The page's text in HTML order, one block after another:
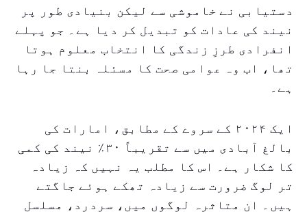
دستیابی نے خاموشی سے لیکن بنیادی طور پر
نیند کی عادات کو تبدیل کر دیا ہے۔ جو پہلے
انفرادی طرزِ زندگی کا انتخاب معلوم ہوتا
تھا، اب وہ عوامی صحت کا مسئلہ بنتا جا رہا
ہے۔
ایک ۲۰۲۴ کے سروے کے مطابق، امارات کی
بالغ آبادی میں سے تقریباً ۳۰٪ نیند کی کمی
کا شکار ہے۔ اس کا مطلب یہ نہیں کہ زیادہ
تر لوگ ضرورت سے زیادہ تھکے ہوئے جاگتے
ہیں۔ ان متاثرہ لوگوں میں، سردرد، مسلسل